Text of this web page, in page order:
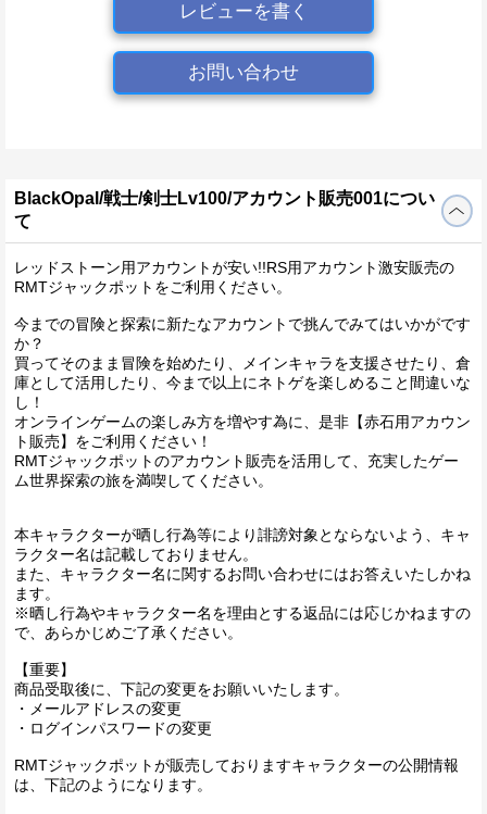
レビューを書く
お問い合わせ
BlackOpal/戦士/剣士Lv100/アカウント販売001につい
て
レッドストーン用アカウントが安い!!RS用アカウント激安販売の
RMTジャックポットをご利用ください。
今までの冒険と探索に新たなアカウントで挑んでみてはいかがです
か？
買ってそのまま冒険を始めたり、メインキャラを支援させたり、倉
庫として活用したり、今まで以上にネトゲを楽しめること間違いな
し！
オンラインゲームの楽しみ方を増やす為に、是非【赤石用アカウン
ト販売】をご利用ください！
RMTジャックポットのアカウント販売を活用して、充実したゲー
ム世界探索の旅を満喫してください。
本キャラクターが晒し行為等により誹謗対象とならないよう、キャ
ラクター名は記載しておりません。
また、キャラクター名に関するお問い合わせにはお答えいたしかね
ます。
※晒し行為やキャラクター名を理由とする返品には応じかねますの
で、あらかじめご了承ください。
【重要】
商品受取後に、下記の変更をお願いいたします。
・メールアドレスの変更
・ログインパスワードの変更
RMTジャックポットが販売しておりますキャラクターの公開情報
は、下記のようになります。